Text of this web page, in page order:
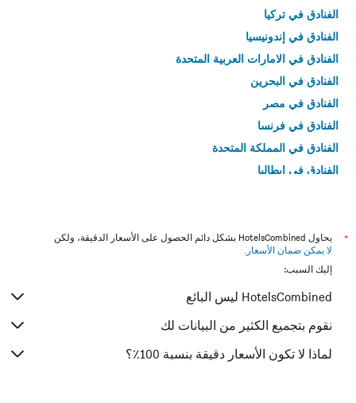
الفنادق في تركيا
الفنادق في إندونيسيا
الفنادق في الامارات العربية المتحدة
الفنادق في البحرين
الفنادق في مصر
الفنادق في فرنسا
الفنادق في المملكة المتحدة
الفنادق في إيطاليا
*
يحاول HotelsCombined بشكل دائم الحصول على الأسعار الدقيقة، ولكن
لا يمكن ضمان الأسعار .
إليك السبب:
HotelsCombined ليس البائع
نقوم بتجميع الكثير من البيانات لك
لماذا لا تكون الأسعار دقيقة بنسبة 100٪؟